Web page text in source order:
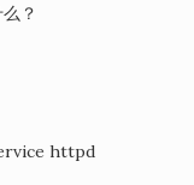
？
httpd